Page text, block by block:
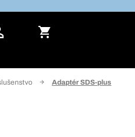
Adaptér SDS-plus